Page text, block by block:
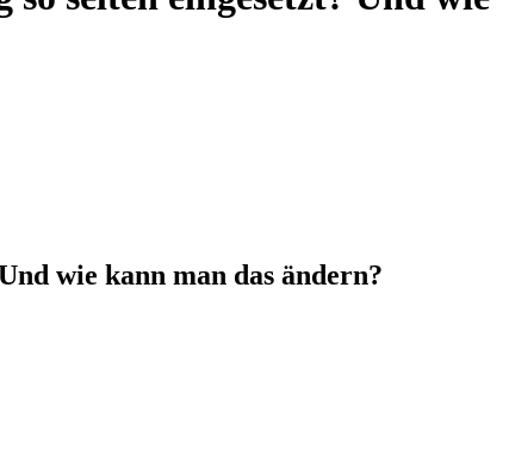
wie kann man das ändern?